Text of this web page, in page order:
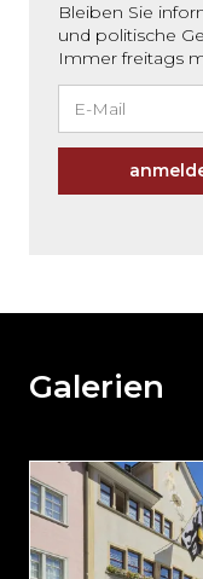
Bleiben Sie
und politische
Immer freitags
weiteren
und
direkt
zum
Seitenende
springen?
Galerien